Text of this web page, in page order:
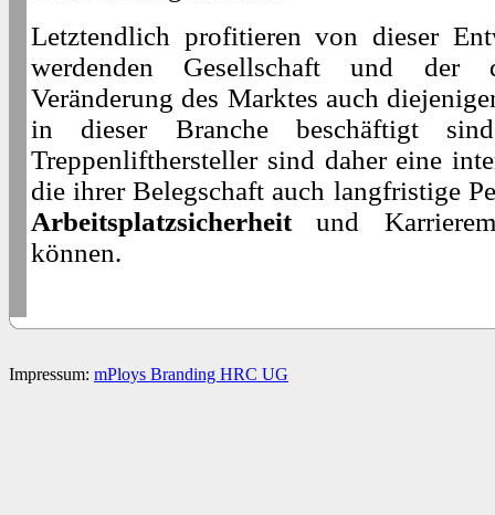
Letztendlich profitieren von dieser
werdenden Gesellschaft und der
Veränderung des Marktes auch
in dieser Branche beschäftigt
Treppenlifthersteller sind daher eine
die ihrer Belegschaft auch langfristige
Arbeitsplatzsicherheitund
können.
Impressum: mPloys Branding HRC UG